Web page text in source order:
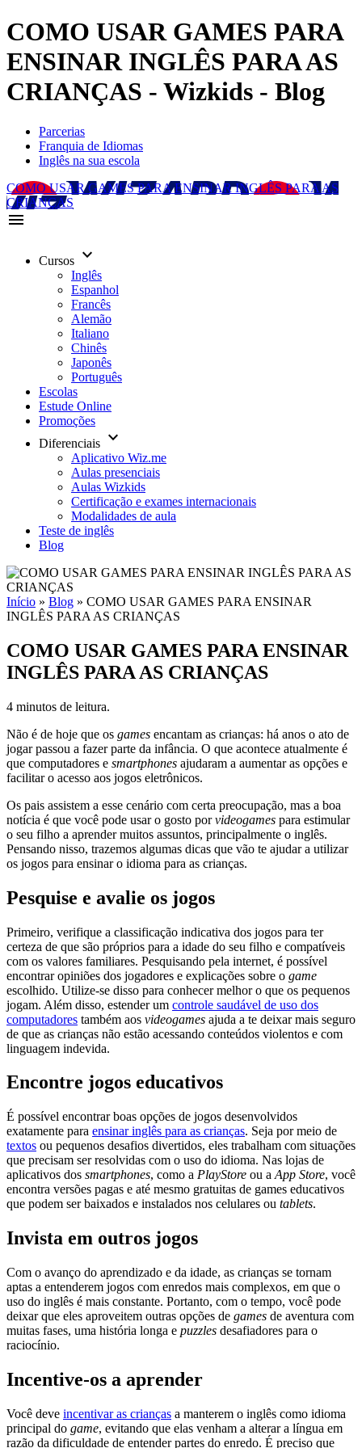
COMO USAR GAMES PARA
ENSINAR INGLÊS PARA AS
CRIANÇAS - Wizkids - Blog
Parcerias
Franquia de Idiomas
Inglês na sua escola
COMO USAR GAMES PARA ENSINAR INGLÊS PARA AS
CRIANÇAS
menu
Cursos keyboard_arrow_down
Inglês
Espanhol
Francês
Alemão
Italiano
Chinês
Japonês
Português
Escolas
Estude Online
Promoções
Diferenciais keyboard_arrow_down
Aplicativo Wiz.me
Aulas presenciais
Aulas Wizkids
Certificação e exames internacionais
Modalidades de aula
Teste de inglês
Blog
Início » Blog » COMO USAR GAMES PARA ENSINAR
INGLÊS PARA AS CRIANÇAS
COMO USAR GAMES PARA ENSINAR
INGLÊS PARA AS CRIANÇAS
4 minutos de leitura.
Não é de hoje que os games encantam as crianças: há anos o ato de
jogar passou a fazer parte da infância. O que acontece atualmente é
que computadores e smartphones ajudaram a aumentar as opções e
facilitar o acesso aos jogos eletrônicos.
Os pais assistem a esse cenário com certa preocupação, mas a boa
notícia é que você pode usar o gosto porvideogames para estimular
o seu filho a aprender muitos assuntos, principalmente o inglês.
Pensando nisso, trazemos algumas dicas que vão te ajudar a utilizar
os jogos para ensinar o idioma para as crianças.
Pesquise e avalie os jogos
Primeiro, verifique a classificação indicativa dos jogos para ter
certeza de que são próprios para a idade do seu filho e compatíveis
com os valores familiares. Pesquisando pela internet, é possível
encontrar opiniões dos jogadores e explicações sobre o game
escolhido. Utilize-se disso para conhecer melhor o que os pequenos
jogam. Além disso, estender um controle saudável de uso dos
computadores também aos videogames ajuda a te deixar mais seguro
de que as crianças não estão acessando conteúdos violentos e com
linguagem indevida.
Encontre jogos educativos
É possível encontrar boas opções de jogos desenvolvidos
exatamente para ensinar inglês para as crianças. Seja por meio de
textos ou pequenos desafios divertidos, eles trabalham com situações
que precisam ser resolvidas com o uso do idioma. Nas lojas de
aplicativos dos smartphones, como a PlayStore ou a App Store, você
encontra versões pagas e até mesmo gratuitas de games educativos
que podem ser baixados e instalados nos celulares ou tablets.
Invista em outros jogos
Com o avanço do aprendizado e da idade, as crianças se tornam
aptas a entenderem jogos com enredos mais complexos, em que o
uso do inglês é mais constante. Portanto, com o tempo, você pode
deixar que eles aproveitem outras opções de games de aventura com
muitas fases, uma história longa e puzzles desafiadores para o
raciocínio.
Incentive-os a aprender
Você deve incentivar as crianças a manterem o inglês como idioma
principal do game, evitando que elas venham a alterar a língua em
razão da dificuldade de entender partes do enredo. É preciso que